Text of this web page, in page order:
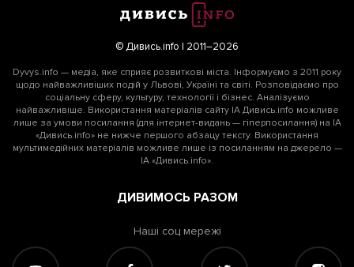
© Дивись.info | 2011–2026
Dyvys.info — медіа, яке сприяє розвиткові міста. Інформуємо з 2011 року
щодо найважливіших подій у Львові, Україні та світі. Розповідаємо про
соціальну сферу, культуру, технології і бізнес. Аналізуємо
найважливіше. Використання матеріалів сайту ІА Дивись.info можливе
лише за умови посилання (для інтернет-видань — гіперпосилання) на ІА
«Дивись.info» не нижче першого абзацу тексту. Використання
мультимедійних матеріалів можливе лише із посиланням на джерело —
ІА «Дивись.info».
ДИВИМОСЬ РАЗОМ
Наші соц мережі